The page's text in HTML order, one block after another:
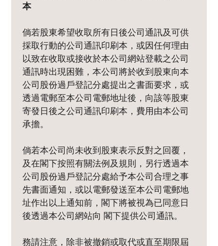
本
倘若股東希望收取所有日後公司通訊及可供
採取行動的公司通訊印刷本，或因任何理由
以致在收取或接收於本公司網站登載之公司
通訊時出現困難，本公司將於收到股東向本
公司股份過戶登記分處提出之書面要求，或
透過電郵至本公司電郵地址後，向該等股東
寄發日後之公司通訊印刷本，費用由本公司
承擔。
倘若本公司尚未收到股東表示反對之回覆，
及在閣下按照有關法例及規則，另行透過本
公司股份過戶登記分處給予本公司合理之事
先書面通知，或以電郵發送至本公司電郵地
址作出以上通知前，閣下將被視為已同意日
後透過本公司網站向 閣下提供公司通訊。
務請注意，除非被撤銷或取代或直至期限屆